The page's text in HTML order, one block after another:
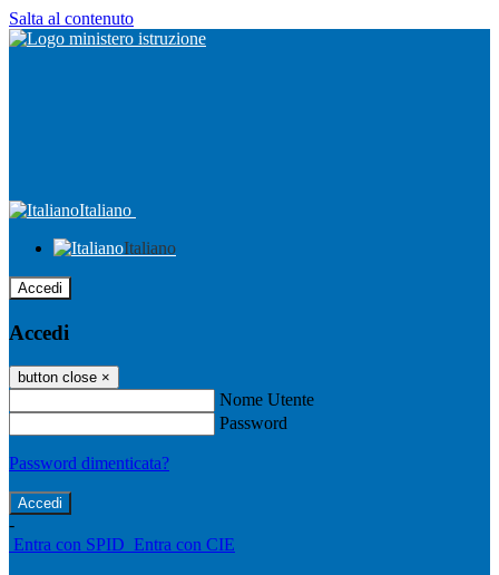
Salta al contenuto
Italiano
Italiano
Accedi
Accedi
button close ×
Nome Utente
Password
Password dimenticata?
-
Entra con SPID Entra con CIE